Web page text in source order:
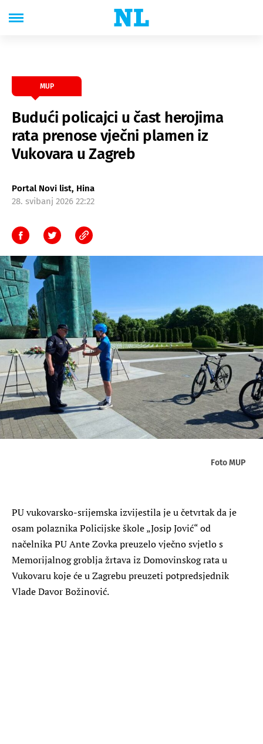
MUP
Budući policajci u čast herojima
rata prenose vječni plamen iz
Vukovara u Zagreb
Portal Novi list, Hina
28. svibanj 2026 22:22
Foto MUP
PU vukovarsko-srijemska izvijestila je u četvrtak da je
osam polaznika Policijske škole „Josip Jović“ od
načelnika PU Ante Zovka preuzelo vječno svjetlo s
Memorijalnog groblja žrtava iz Domovinskog rata u
Vukovaru koje će u Zagrebu preuzeti potpredsjednik
Vlade Davor Božinović.